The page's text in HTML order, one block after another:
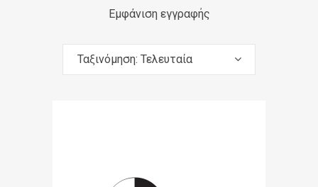
Εμφάνιση εγγραφής
Ταξινόμηση: Τελευταία